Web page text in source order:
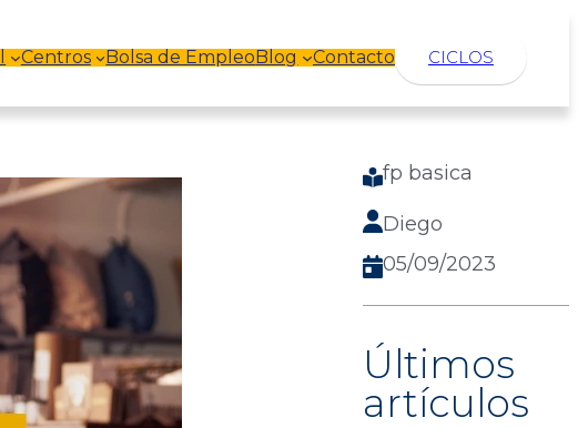
Centros Bolsa de EmpleoBlog Contacto CICLOS
fp basica
Diego
05/09/2023
Últimos
artículos